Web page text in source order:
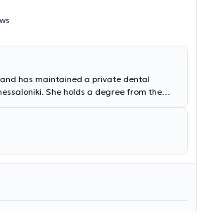
has maintained a private dental
She holds a degree from the
in Endodontics at the same university's
experience in endodontics,
and removable prosthetics, and preventive
Vasileiou is a member of the Thessaloniki
part of her continuing education.